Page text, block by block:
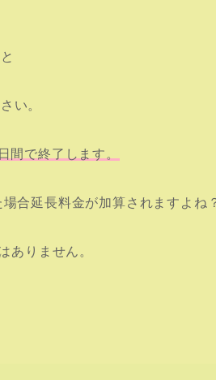
い。
間で終了します。
合延長料金が加算されますよね
ありません。